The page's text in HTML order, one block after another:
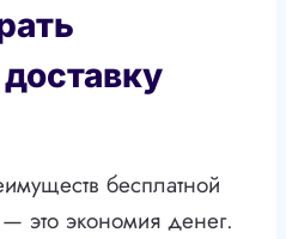
бесплатной
это экономия денег.